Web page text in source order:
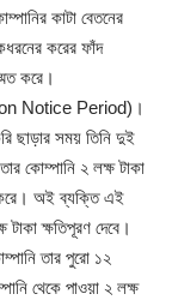
কাটা বেতনের
করের ফাঁদ
করে।
on Notice Period)।
ছাড়ার সময় তিনি দুই
কোম্পানি ২ লক্ষ টাকা
করে। অই ব্যক্তি এই
ক্ষতিপূরণ দেবে।
তার পুরো ১২
থেকে পাওয়া ২ লক্ষ